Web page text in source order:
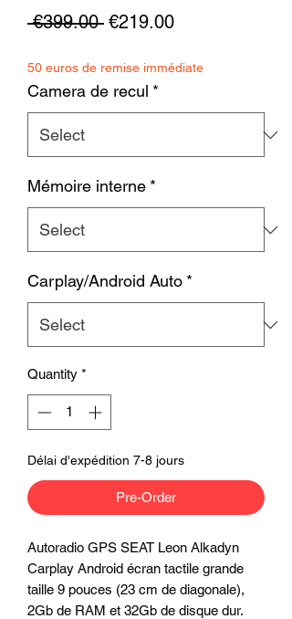
€399.00 Regular
€219.00Sale
50 euros de remise immédiate
Camera de recul *
Mémoire interne *
Carplay/Android Auto *
Quantity *
Délai d'expédition 7-8 jours
Pre-Order
Autoradio GPS SEAT Leon Alkadyn
Carplay Android écran tactile grande
taille 9 pouces (23 cm de diagonale),
2Gb de RAM et 32Gb de disque dur.